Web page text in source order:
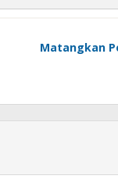
Matangkan